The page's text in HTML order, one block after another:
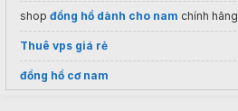
shop đồng hồ dành cho nam chính hãng
Thuê vps giá rẻ
đồng hồ cơ nam